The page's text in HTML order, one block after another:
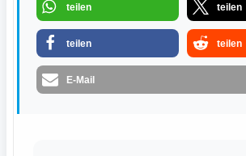
teilen teilen
teilen teilen
E-Mail